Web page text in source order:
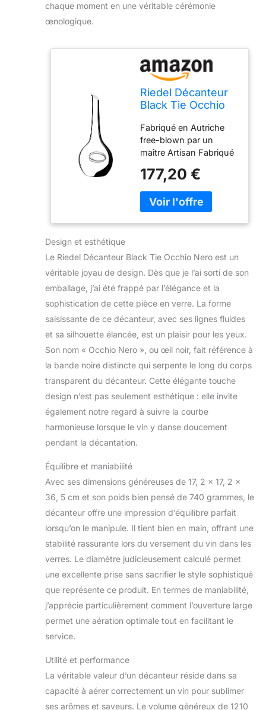
chaque moment en une véritable cérémonie
œnologique.
Riedel Décanteur
Black Tie Occhio
en Verre pour Vin,
Verre de Qualité,
1210 ml, 2009/04
Fabriqué en Autriche
free-blown par un
maître Artisan Fabriqué
177,20 €
Design et esthétique
Le Riedel Décanteur Black Tie Occhio Nero est un
véritable joyau de design. Dès que je l’ai sorti de son
emballage, j’ai été frappé par l’élégance et la
sophistication de cette pièce en verre. La forme
saisissante de ce décanteur, avec ses lignes fluides
et sa silhouette élancée, est un plaisir pour les yeux.
Son nom « Occhio Nero », ou œil noir, fait référence à
la bande noire distincte qui serpente le long du corps
transparent du décanteur. Cette élégante touche
design n’est pas seulement esthétique : elle invite
également notre regard à suivre la courbe
harmonieuse lorsque le vin y danse doucement
pendant la décantation.
Équilibre et maniabilité
Avec ses dimensions généreuses de 17, 2 x 17, 2 x
36, 5 cm et son poids bien pensé de 740 grammes, le
décanteur offre une impression d’équilibre parfait
lorsqu’on le manipule. Il tient bien en main, offrant une
stabilité rassurante lors du versement du vin dans les
verres. Le diamètre judicieusement calculé permet
une excellente prise sans sacrifier le style sophistiqué
que représente ce produit. En termes de maniabilité,
j’apprécie particulièrement comment l’ouverture large
permet une aération optimale tout en facilitant le
service.
Utilité et performance
La véritable valeur d’un décanteur réside dans sa
capacité à aérer correctement un vin pour sublimer
ses arômes et saveurs. Le volume généreux de 1210